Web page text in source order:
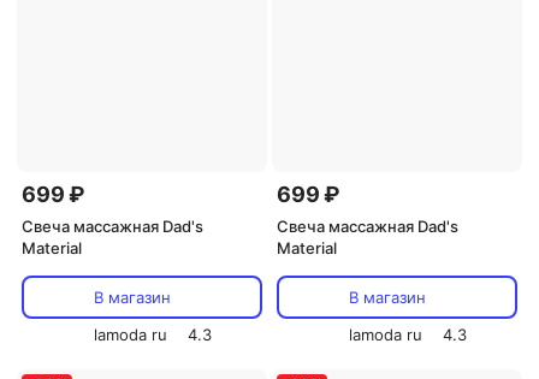
699 ₽
Свеча массажная Dad's
Material
В магазин
lamoda ru
4.3
699 ₽
Свеча массажная Dad's
Material
В магазин
lamoda ru
4.3